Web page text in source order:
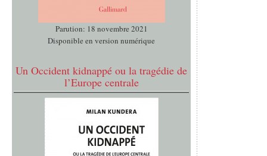
Parution: 18 novembre 2021
Disponible en version numérique
Un Occident kidnappé ou la tragédie de
l’Europe centrale